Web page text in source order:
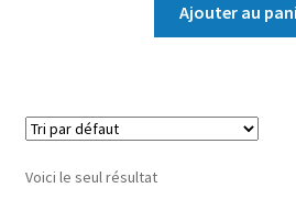
Ajouter au
Voici le seul résultat